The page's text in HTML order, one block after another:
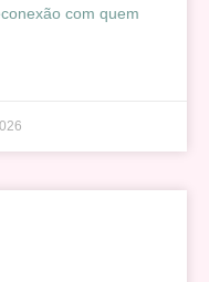
com quem